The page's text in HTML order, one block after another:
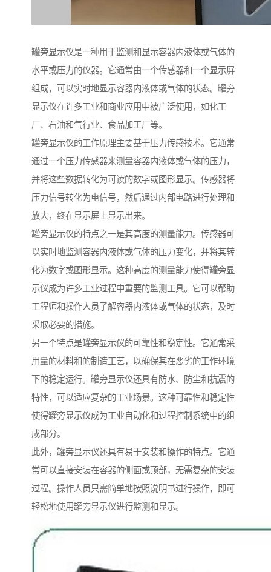
罐旁显示仪是一种用于监测和显示容器内液体或气体的
水平或压力的仪器。它通常由一个传感器和一个显示屏
组成，可以实时地显示容器内液体或气体的状态。罐旁
显示仪在许多工业和商业应用中被广泛使用，如化工
厂、石油和气行业、食品加工厂等。
罐旁显示仪的工作原理主要基于压力传感技术。它通常
通过一个压力传感器来测量容器内液体或气体的压力，
并将这些数据转化为可读的数字或图形显示。传感器将
压力信号转化为电信号，然后通过内部电路进行处理和
放大，终在显示屏上显示出来。
罐旁显示仪的特点之一是其高度的测量能力。传感器可
以实时地监测容器内液体或气体的压力变化，并将其转
化为数字或图形显示。这种高度的测量能力使得罐旁显
示仪成为许多工业过程中重要的监测工具。它可以帮助
工程师和操作人员了解容器内液体或气体的状态，及时
采取必要的措施。
另一个特点是罐旁显示仪的可靠性和稳定性。它通常采
用量的材料和的制造工艺，以确保其在恶劣的工作环境
下的稳定运行。罐旁显示仪还具有防水、防尘和抗震的
特性，可以适应复杂的工业场景。这种可靠性和稳定性
使得罐旁显示仪成为工业自动化和过程控制系统中的组
成部分。
此外，罐旁显示仪还具有易于安装和操作的特点。它通
常可以直接安装在容器的侧面或顶部，无需复杂的安装
过程。操作人员只需简单地按照说明书进行操作，即可
轻松地使用罐旁显示仪进行监测和显示。